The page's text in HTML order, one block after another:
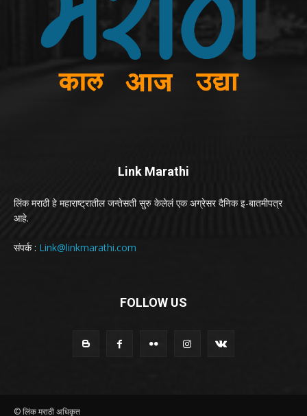
Link Marathi
लिंक मराठी हे महाराष्ट्रातील जन्तेसती सुरु केलेलं एक अग्रेसर दैनिक इ-बातमीपत्र
आहे.
संपर्क : Link@linkmarathi.com
FOLLOW US
© लिंक मराठी अधिकृत